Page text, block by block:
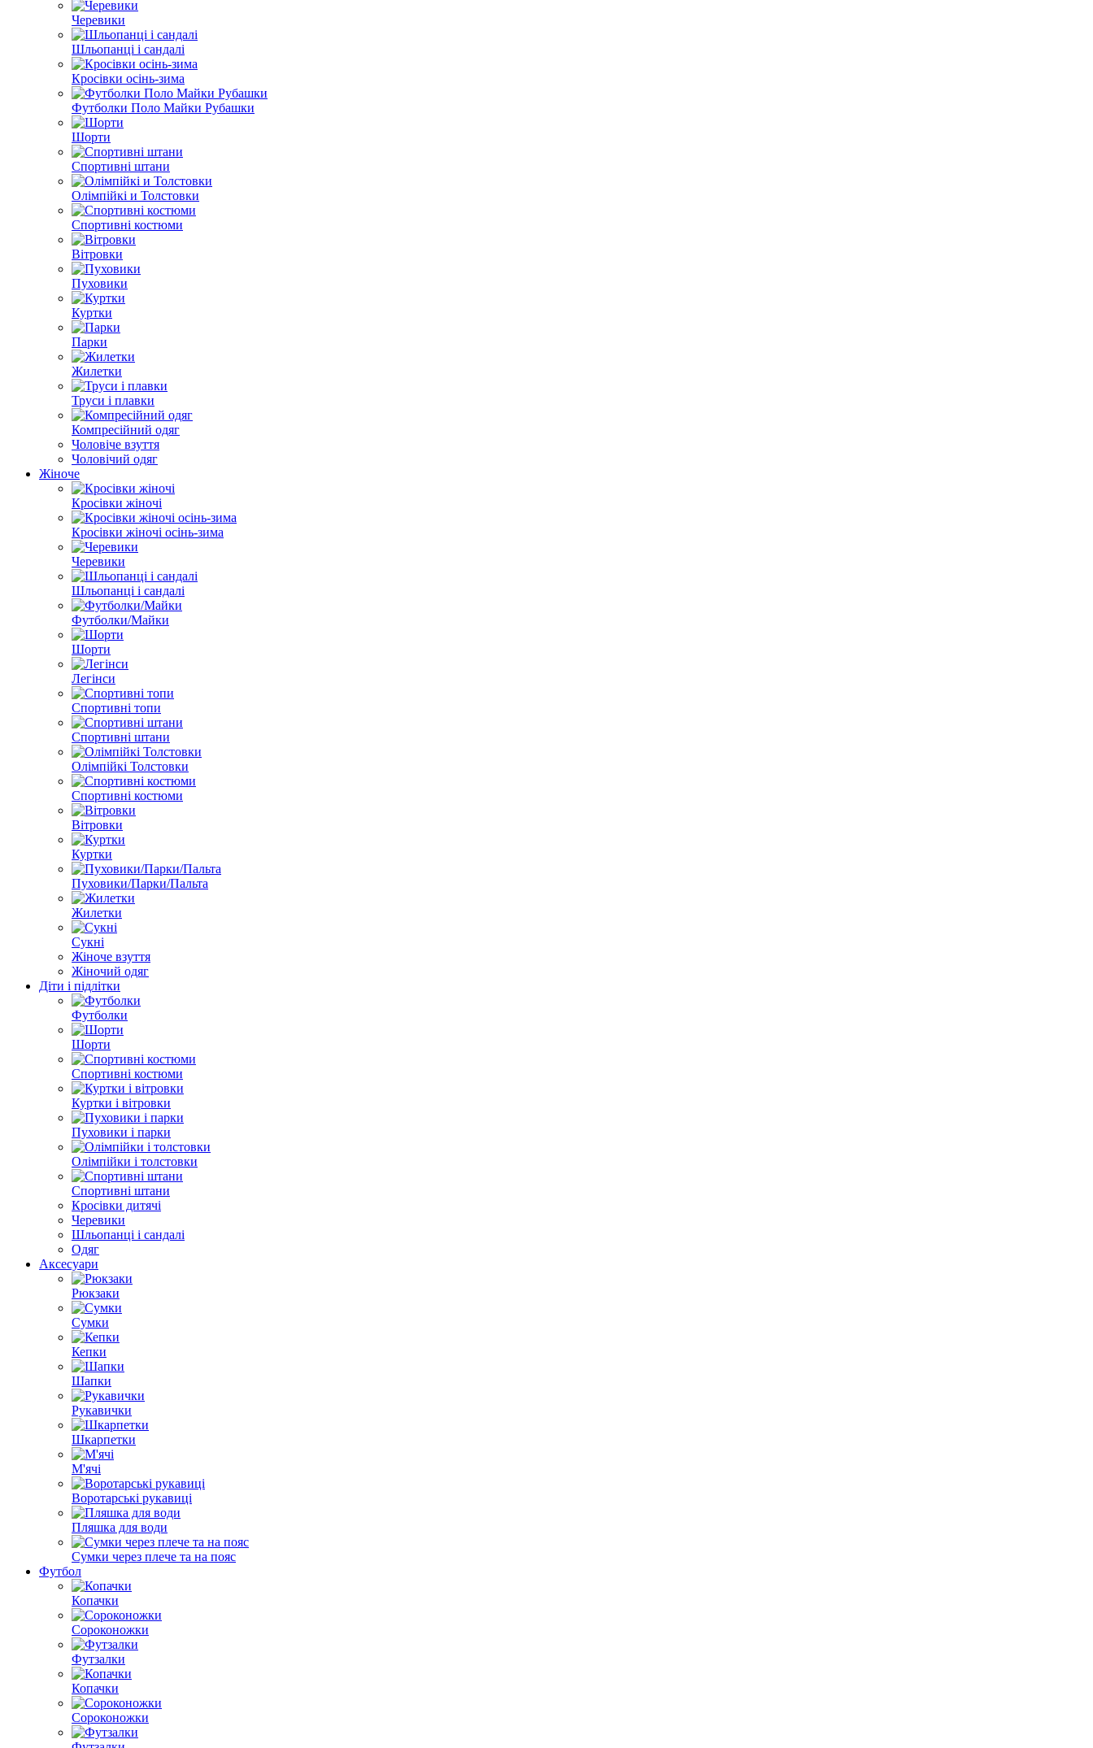
Черевики
Шльопанці і сандалі
Кросівки осінь-зима
Футболки Поло Майки Рубашки
Шорти
Спортивні штани
Олімпійкі и Толстовки
Спортивні костюми
Вітровки
Пуховики
Куртки
Парки
Жилетки
Труси і плавки
Компресійний одяг
Чоловіче взуття
Чоловічий одяг
Жіноче
Кросівки жіночі
Кросівки жіночі осінь-зима
Черевики
Шльопанці і сандалі
Футболки/Майки
Шорти
Легінси
Спортивні топи
Спортивні штани
Олімпійкі Толстовки
Спортивні костюми
Вітровки
Куртки
Пуховики/Парки/Пальта
Жилетки
Сукні
Жіноче взуття
Жіночий одяг
Діти і підлітки
Футболки
Шорти
Спортивні костюми
Куртки і вітровки
Пуховики і парки
Олімпійки і толстовки
Спортивні штани
Кросівки дитячі
Черевики
Шльопанці і сандалі
Одяг
Аксесуари
Рюкзаки
Сумки
Кепки
Шапки
Рукавички
Шкарпетки
М'ячі
Воротарські рукавиці
Пляшка для води
Сумки через плече та на пояс
Футбол
Копачки
Сороконожки
Футзалки
Копачки
Сороконожки